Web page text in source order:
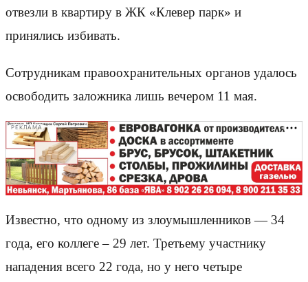
отвезли в квартиру в ЖК «Клевер парк» и
принялись избивать.
Сотрудникам правоохранительных органов удалось
освободить заложника лишь вечером 11 мая.
РЕКЛАМА
Известно, что одному из злоумышленников — 34
года, его коллеге – 29 лет. Третьему участнику
нападения всего 22 года, но у него четыре